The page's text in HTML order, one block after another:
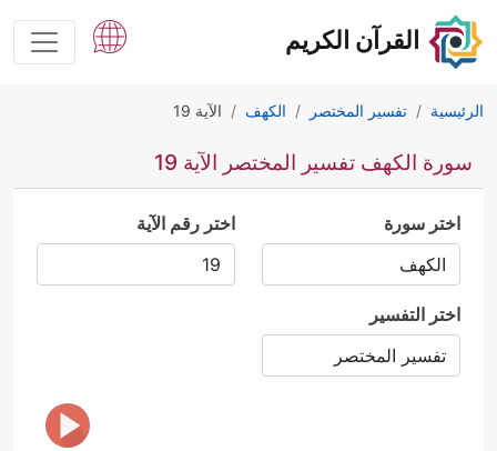
القرآن الكريم
الرئيسية تفسير المختصر الكهف الآية 19
سورة الكهف تفسير المختصر الآية 19
اختر سورة اختر رقم الآية
اختر التفسير